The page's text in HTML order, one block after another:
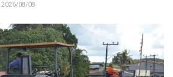
2026/08/08